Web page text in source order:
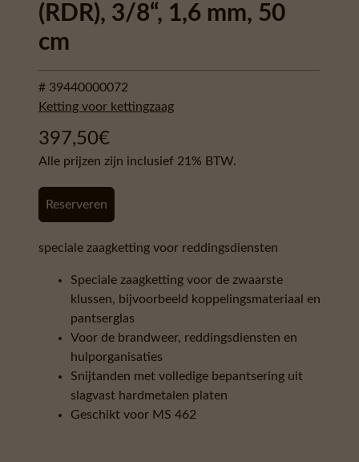
(RDR), 3/8“, 1,6 mm, 50
cm
# 39440000072
Ketting voor kettingzaag
397,50€
Alle prijzen zijn inclusief 21% BTW.
Reserveren
speciale zaagketting voor reddingsdiensten
Speciale zaagketting voor de zwaarste
klussen, bijvoorbeeld koppelingsmateriaal en
pantserglas
Voor de brandweer, reddingsdiensten en
hulporganisaties
Snijtanden met volledige bepantsering uit
slagvast hardmetalen platen
Geschikt voor MS 462